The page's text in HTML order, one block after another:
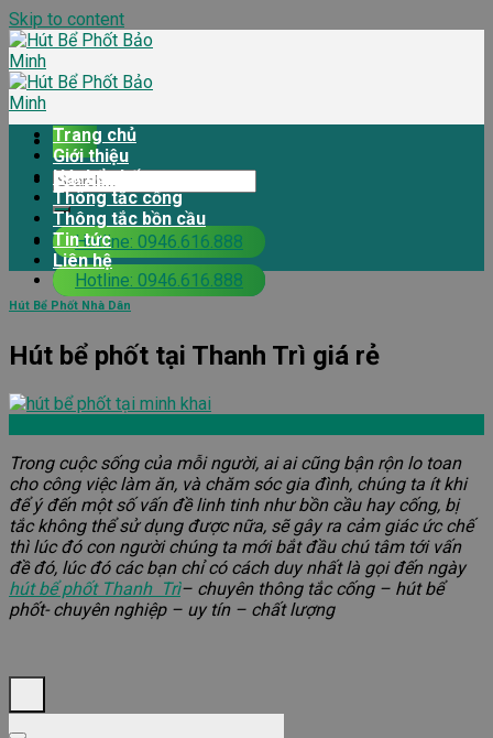
Skip to content
Hotline: 0946.616.888
Hotline: 0946.616.888
Trang chủ
Giới thiệu
Hút bể phốt
Thông tắc cống
Thông tắc bồn cầu
Tin tức
Liên hệ
Hút Bể Phốt Nhà Dân
Hút bể phốt tại Thanh Trì giá rẻ
Trong cuộc sống của mỗi người, ai ai cũng bận rộn lo toan
cho công việc làm ăn, và chăm sóc gia đình, chúng ta ít khi
để ý đến một số vấn đề linh tinh như bồn cầu hay cống, bị
tắc không thể sử dụng được nữa, sẽ gây ra cảm giác ức chế
thì lúc đó con người chúng ta mới bắt đầu chú tâm tới vấn
đề đó, lúc đó các bạn chỉ có cách duy nhất là gọi đến ngày
hút bể phốt Thanh Trì– chuyên thông tắc cống – hút bể
phốt- chuyên nghiệp – uy tín – chất lượng